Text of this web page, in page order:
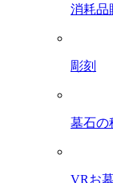
消耗品
彫刻
墓石の
VRお